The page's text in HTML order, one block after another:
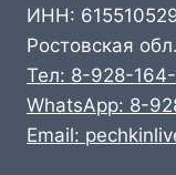
ИНН:
Ростовская
Тел: 8-928-
WhatsApp: 8-
Email: